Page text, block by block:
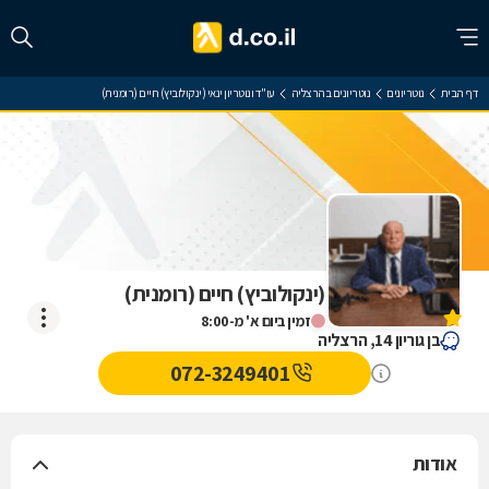
דף הבית נוטריונים נוטריונים בהרצליה עו"ד ונוטריון ינאי (ינקולוביץ) חיים (רומנית)
זמין ביום א' מ-8:00
עו"ד ונוטריון ינאי (ינקולוביץ) חיים (רומנית)
אין עדיין חוות דעת
בן גוריון 14, הרצליה
072-3249401
אודות